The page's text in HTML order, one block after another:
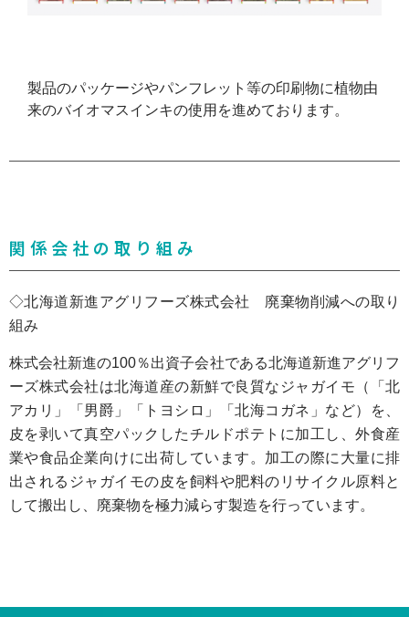
製品のパッケージやパンフレット等の印刷物に植物由
来のバイオマスインキの使用を進めております。
関係会社の取り組み
◇北海道新進アグリフーズ株式会社 廃棄物削減への取り
組み
株式会社新進の100％出資子会社である北海道新進アグリフ
ーズ株式会社は北海道産の新鮮で良質なジャガイモ（「北
アカリ」「男爵」「トヨシロ」「北海コガネ」など）を、
皮を剥いて真空パックしたチルドポテトに加工し、外食産
業や食品企業向けに出荷しています。加工の際に大量に排
出されるジャガイモの皮を飼料や肥料のリサイクル原料と
して搬出し、廃棄物を極力減らす製造を行っています。